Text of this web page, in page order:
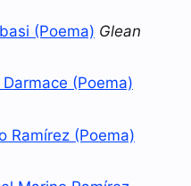
(Poema) Glean
(Poema)
Ramírez (Poema)